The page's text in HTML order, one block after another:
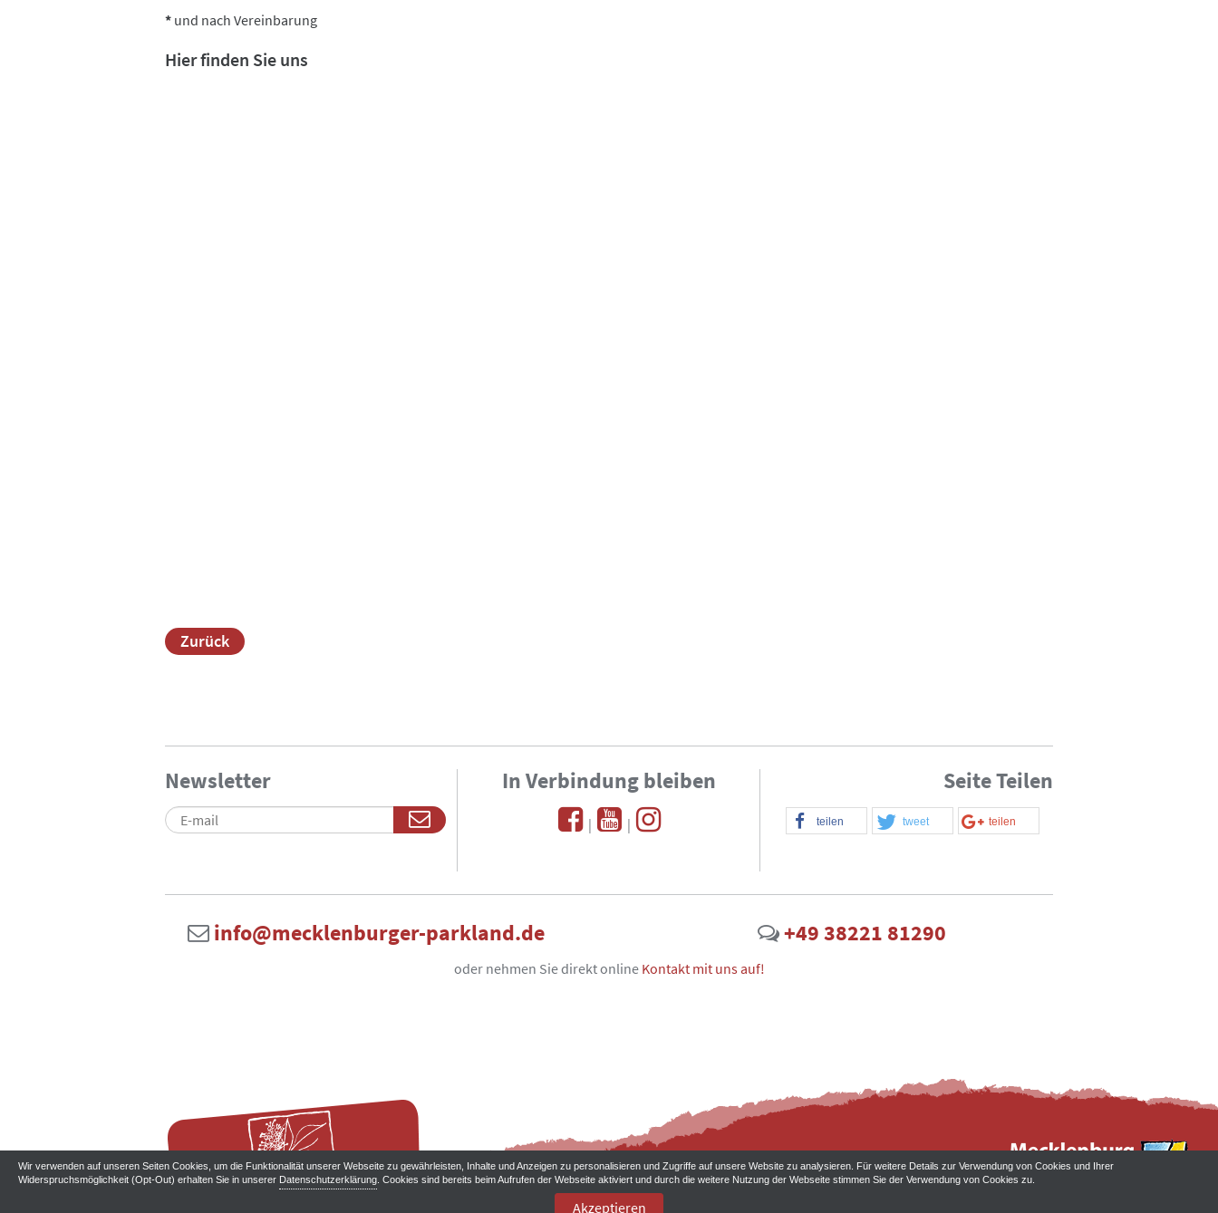
* und nach Vereinbarung
Hier finden Sie uns
Zurück
Newsletter In Verbindung bleiben
| |
Seite Teilen
teilen tweet teilen
info@mecklenburger-parkland.de +49 38221 81290
oder nehmen Sie direkt online Kontakt mit uns auf!
Wir verwenden auf unseren Seiten Cookies, um die Funktionalität unserer Webseite zu gewährleisten, Inhalte und Anzeigen zu personalisieren und Zugriffe auf unsere Website zu analysieren. Für weitere Details zur Verwendung von Cookies und Ihrer
Widerspruchsmöglichkeit (Opt-Out) erhalten Sie in unserer Datenschutzerklärung . Cookies sind bereits beim Aufrufen der Webseite aktiviert und durch die weitere Nutzung der Webseite stimmen Sie der Verwendung von Cookies zu.
Akzeptieren